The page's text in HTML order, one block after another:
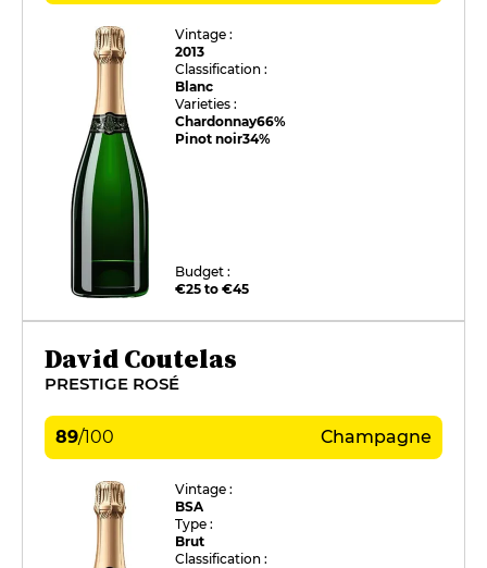
Vintage :
2013
Classification :
Blanc
Varieties :
Chardonnay66%
Pinot noir34%
Budget :
€25 to €45
David Coutelas
PRESTIGE ROSÉ
89/100 Champagne
Vintage :
BSA
Type :
Brut
Classification :